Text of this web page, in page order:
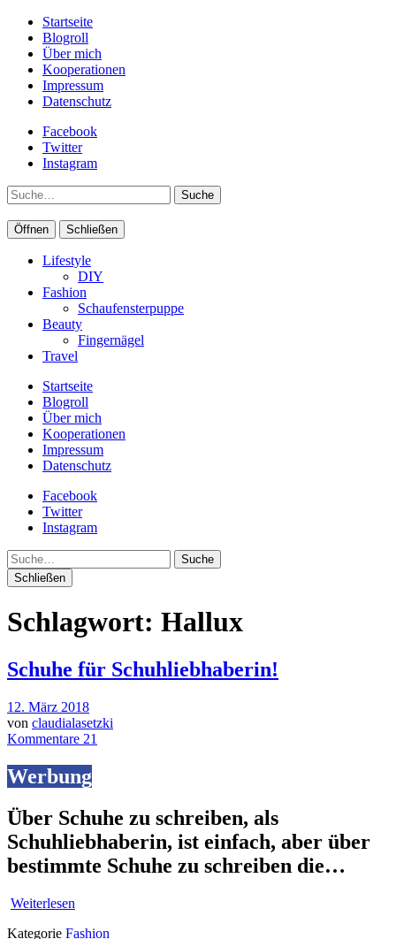
Startseite
Blogroll
Über mich
Kooperationen
Impressum
Datenschutz
Facebook
Twitter
Instagram
Suche
Öffnen Schließen
Lifestyle
DIY
Fashion
Schaufensterpuppe
Beauty
Fingernägel
Travel
Startseite
Blogroll
Über mich
Kooperationen
Impressum
Datenschutz
Facebook
Twitter
Instagram
Suche
Schließen
Schlagwort: Hallux
Schuhe für Schuhliebhaberin!
12. März 2018
von claudialasetzki
Kommentare 21
Werbung
Über Schuhe zu schreiben, als
Schuhliebhaberin, ist einfach, aber über
bestimmte Schuhe zu schreiben die…
Weiterlesen
Kategorie Fashion